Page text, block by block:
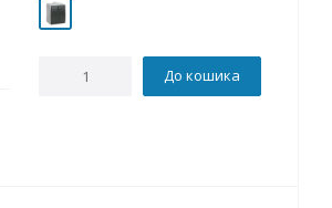
До кошика